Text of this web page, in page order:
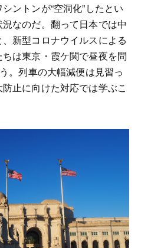
ントンが“空洞化”したとい
なのだ。翻って日本では中
新型コロナウイルスによる
は東京・霞ケ関で昼夜を問
。列車の大幅減便は見習っ
止に向けた対応では学ぶこ